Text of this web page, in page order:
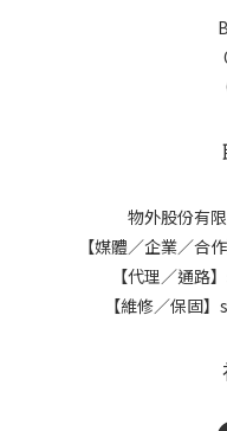
物外股份有
【媒體／企業／
【代理／通
【維修／保固